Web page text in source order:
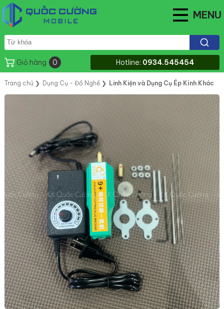
MENU
Giỏ hàng 0 Hotline: 0934.545454
Trang chủ ❯ Dụng Cụ - Đồ Nghề❯ Linh Kiện và Dụng Cụ Ép Kính Khác